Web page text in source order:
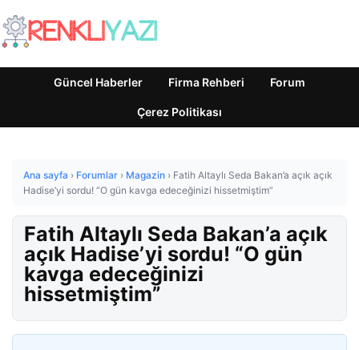
Güncel Haberler Firma Rehberi Forum
Çerez Politikası
Ana sayfa › Forumlar › Magazin › Fatih Altaylı Seda Bakan’a açık açık
Hadise’yi sordu! “O gün kavga edeceğinizi hissetmiştim”
Fatih Altaylı Seda Bakan’a açık
açık Hadise’yi sordu! “O gün
kavga edeceğinizi
hissetmiştim”